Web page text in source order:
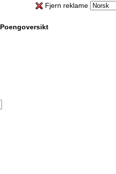
Fjern reklame
Poengoversikt